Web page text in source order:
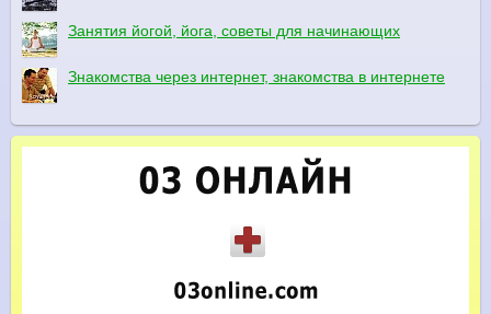
Занятия йогой, йога, советы для начинающих
Знакомства через интернет, знакомства в интернете